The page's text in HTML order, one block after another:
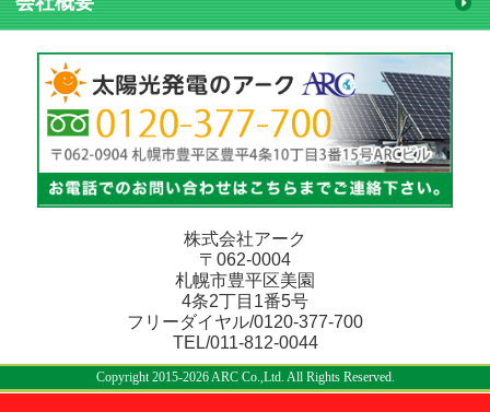
株式会社アーク
〒062-0004
札幌市豊平区美園
4条2丁目1番5号
フリーダイヤル/0120-377-700
TEL/011-812-0044
Copyright 2015-2026 ARC Co.,Ltd. All Rights Reserved.